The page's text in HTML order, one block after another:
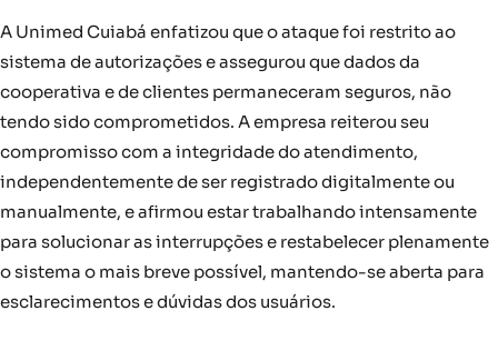
A Unimed Cuiabá enfatizou que o ataque foi restrito ao
sistema de autorizações e assegurou que dados da
cooperativa e de clientes permaneceram seguros, não
tendo sido comprometidos. A empresa reiterou seu
compromisso com a integridade do atendimento,
independentemente de ser registrado digitalmente ou
manualmente, e afirmou estar trabalhando intensamente
para solucionar as interrupções e restabelecer plenamente
o sistema o mais breve possível, mantendo-se aberta para
esclarecimentos e dúvidas dos usuários.